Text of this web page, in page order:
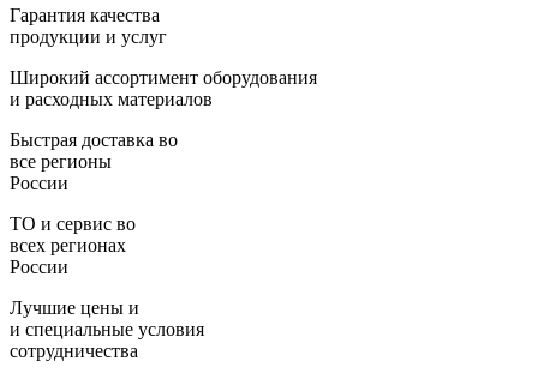
Гарантия качества
продукции и услуг
Широкий ассортимент оборудования
и расходных материалов
Быстрая доставка во
все регионы
России
ТО и сервис во
всех регионах
России
Лучшие цены и
и специальные условия
сотрудничества